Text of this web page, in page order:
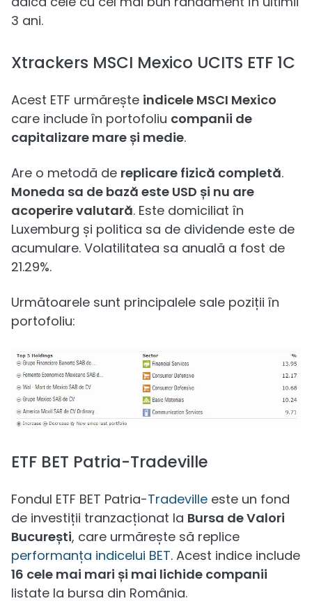
3 ani.
Xtrackers MSCI Mexico UCITS ETF 1C
Acest ETF urmărește indicele MSCI Mexico
care include în portofoliu companii de
capitalizare mare și medie.
Are o metodă de replicare fizică completă.
Moneda sa de bază este USD și nu are
acoperire valutară. Este domiciliat în
Luxemburg și politica sa de dividende este de
acumulare. Volatilitatea sa anuală a fost de
21.29%.
Următoarele sunt principalele sale poziții în
portofoliu:
ETF BET Patria-Tradeville
Fondul ETF BET Patria-Tradeville este un fond
de investiții tranzacționat la Bursa de Valori
București, care urmărește să replice
performanța indicelui BET. Acest indice include
16 cele mai mari și mai lichide companii
listate la bursa din România.